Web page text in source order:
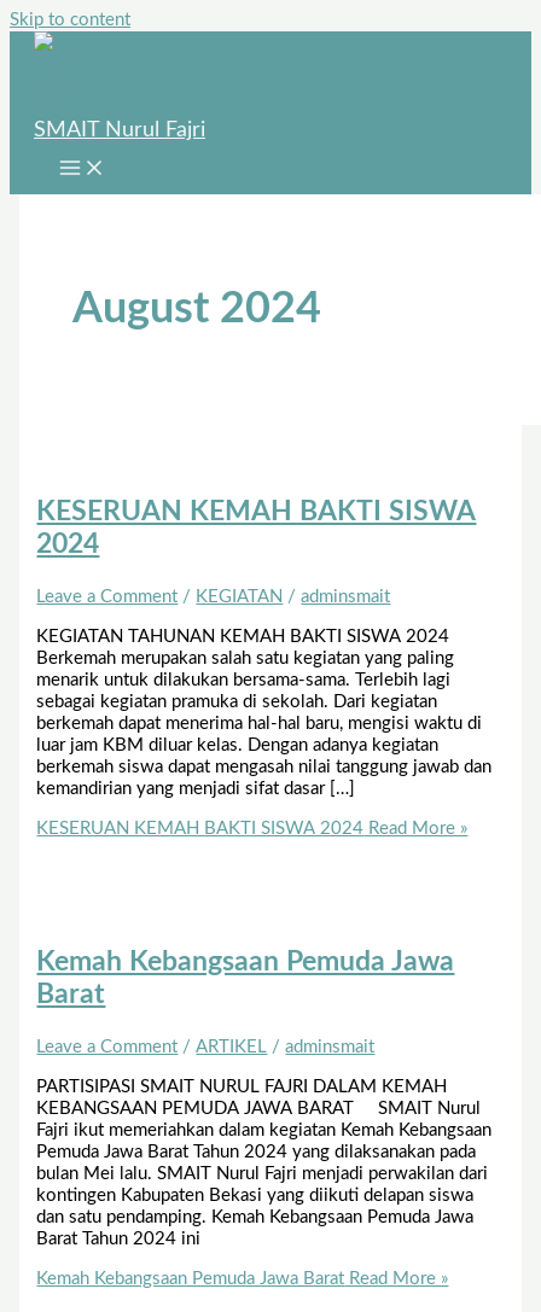
Skip to content
SMAIT Nurul Fajri
August 2024
KESERUAN KEMAH BAKTI SISWA
2024
Leave a Comment / KEGIATAN /adminsmait
KEGIATAN TAHUNAN KEMAH BAKTI SISWA 2024
Berkemah merupakan salah satu kegiatan yang paling
menarik untuk dilakukan bersama-sama. Terlebih lagi
sebagai kegiatan pramuka di sekolah. Dari kegiatan
berkemah dapat menerima hal-hal baru, mengisi waktu di
luar jam KBM diluar kelas. Dengan adanya kegiatan
berkemah siswa dapat mengasah nilai tanggung jawab dan
kemandirian yang menjadi sifat dasar […]
KESERUAN KEMAH BAKTI SISWA 2024 Read More »
Kemah Kebangsaan Pemuda Jawa
Barat
Leave a Comment /ARTIKEL /adminsmait
PARTISIPASI SMAIT NURUL FAJRI DALAM KEMAH
KEBANGSAAN PEMUDA JAWA BARAT SMAIT Nurul
Fajri ikut memeriahkan dalam kegiatan Kemah Kebangsaan
Pemuda Jawa Barat Tahun 2024 yang dilaksanakan pada
bulan Mei lalu. SMAIT Nurul Fajri menjadi perwakilan dari
kontingen Kabupaten Bekasi yang diikuti delapan siswa
dan satu pendamping. Kemah Kebangsaan Pemuda Jawa
Barat Tahun 2024 ini
Kemah Kebangsaan Pemuda Jawa Barat Read More »